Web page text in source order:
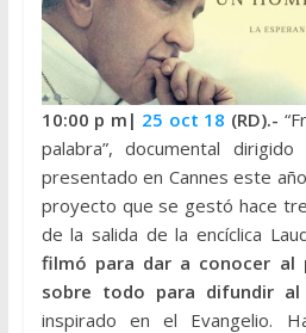
10:00 p m| 25 oct 18 (RD).-
palabra”, documental
presentado en Cannes este
proyecto que se gestó hace
de la salida de la encíclica
filmó para dar a conocer al
sobre todo para difundir al
inspirado en el Evangelio.